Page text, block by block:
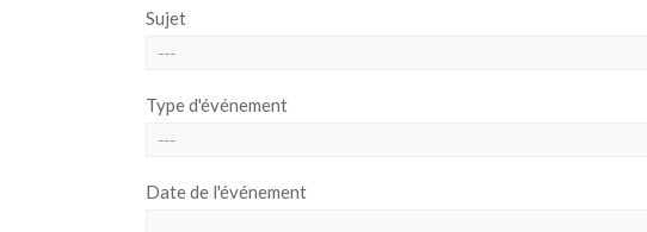
Sujet
Type d'événement
Date de l'événement